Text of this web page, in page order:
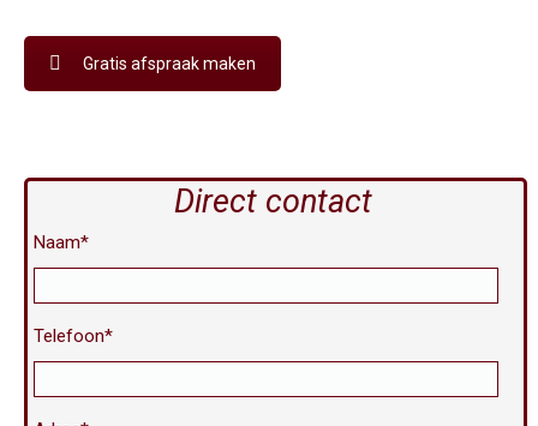
Gratis afspraak maken
Direct contact
Naam*
Telefoon*